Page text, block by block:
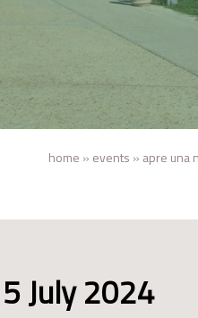
home » events » apre una
July 2024